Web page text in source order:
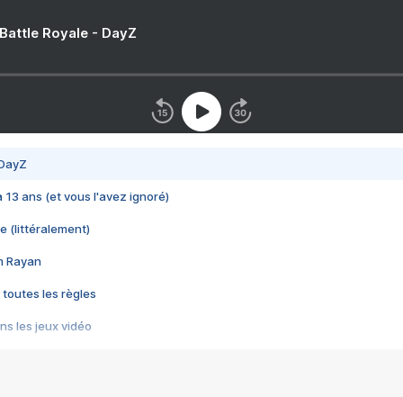
Royale - DayZ
13 ans (et vous l'avez ignoré)
(littéralement)
Rayan
toutes les règles
les jeux vidéo